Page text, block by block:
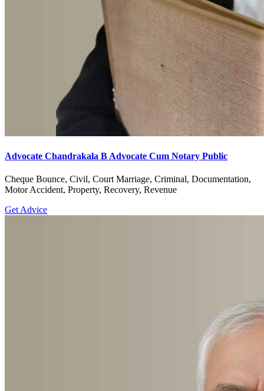
Advocate Chandrakala B Advocate Cum Notary Public
Cheque Bounce, Civil, Court Marriage, Criminal, Documentation,
Motor Accident, Property, Recovery, Revenue
Get Advice